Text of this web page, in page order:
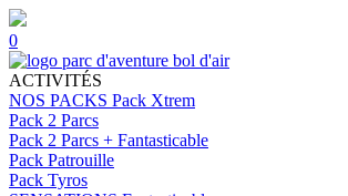
0
ACTIVITÉS
NOS PACKS Pack Xtrem
Pack 2 Parcs
Pack 2 Parcs + Fantasticable
Pack Patrouille
Pack Tyros